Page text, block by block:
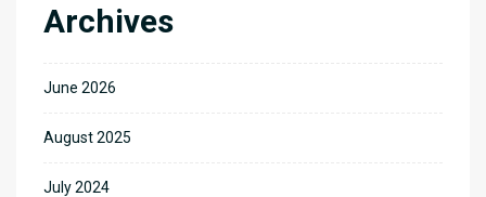
Archives
June 2026
August 2025
July 2024